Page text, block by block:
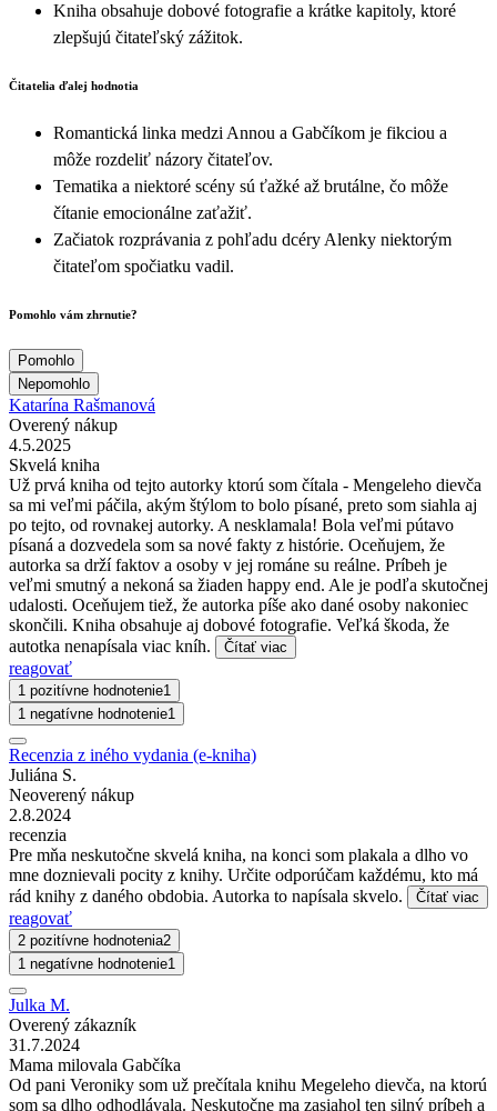
Kniha obsahuje dobové fotografie a krátke kapitoly, ktoré
zlepšujú čitateľský zážitok.
Čitatelia ďalej hodnotia
Romantická linka medzi Annou a Gabčíkom je fikciou a
môže rozdeliť názory čitateľov.
Tematika a niektoré scény sú ťažké až brutálne, čo môže
čítanie emocionálne zaťažiť.
Začiatok rozprávania z pohľadu dcéry Alenky niektorým
čitateľom spočiatku vadil.
Pomohlo vám zhrnutie?
Pomohlo
Nepomohlo
Katarína Rašmanová
Overený nákup
4.5.2025
Skvelá kniha
Už prvá kniha od tejto autorky ktorú som čítala - Mengeleho dievča
sa mi veľmi páčila, akým štýlom to bolo písané, preto som siahla aj
po tejto, od rovnakej autorky. A nesklamala! Bola veľmi pútavo
písaná a dozvedela som sa nové fakty z histórie. Oceňujem, že
autorka sa drží faktov a osoby v jej románe su reálne. Príbeh je
veľmi smutný a nekoná sa žiaden happy end. Ale je podľa skutočnej
udalosti. Oceňujem tiež, že autorka píše ako dané osoby nakoniec
skončili. Kniha obsahuje aj dobové fotografie. Veľká škoda, že
autotka nenapísala viac kníh.
Čítať viac
reagovať
1 pozitívne hodnotenie1
1 negatívne hodnotenie1
Recenzia z iného vydania (e-kniha)
Juliána S.
Neoverený nákup
2.8.2024
recenzia
Pre mňa neskutočne skvelá kniha, na konci som plakala a dlho vo
mne doznievali pocity z knihy. Určite odporúčam každému, kto má
rád knihy z daného obdobia. Autorka to napísala skvelo.
Čítať viac
reagovať
2 pozitívne hodnotenia2
1 negatívne hodnotenie1
Julka M.
Overený zákazník
31.7.2024
Mama milovala Gabčíka
Od pani Veroniky som už prečítala knihu Megeleho dievča, na ktorú
som sa dlho odhodlávala. Neskutočne ma zasiahol ten silný príbeh a